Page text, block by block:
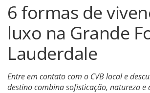
6 formas de
luxo na Grande
Lauderdale
Entre em contato com o CVB local e
destino combina sofisticação, natureza e